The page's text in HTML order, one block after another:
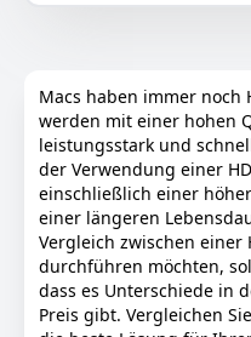
Schwarzer Stern
20
Statt:21,59
übertragen werden,
Sie müssen keine
nur um Platz für neue
als 100 Spiele auf
externen
USB 3.0 sorgt für ein
– als würden Sie die
Durch Plug-and-Play-
Sekunden mitten im
Da sie besonders
Macs haben immer noch
werden mit einer hohen
leistungsstark und
der Verwendung einer
einschließlich einer
einer längeren
Vergleich zwischen einer
durchführen möchten,
dass es Unterschiede in
Preis gibt. Vergleichen